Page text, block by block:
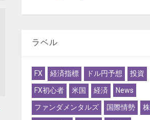
ラベル
FX 経済指標 ドル円予想 投資
FX初心者 米国 経済 News
ファンダメンタルズ 国際情勢 株